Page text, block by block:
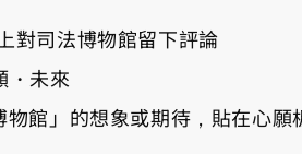
對司法博物館留下評論
・未來
物館」的想象或期待，貼在心